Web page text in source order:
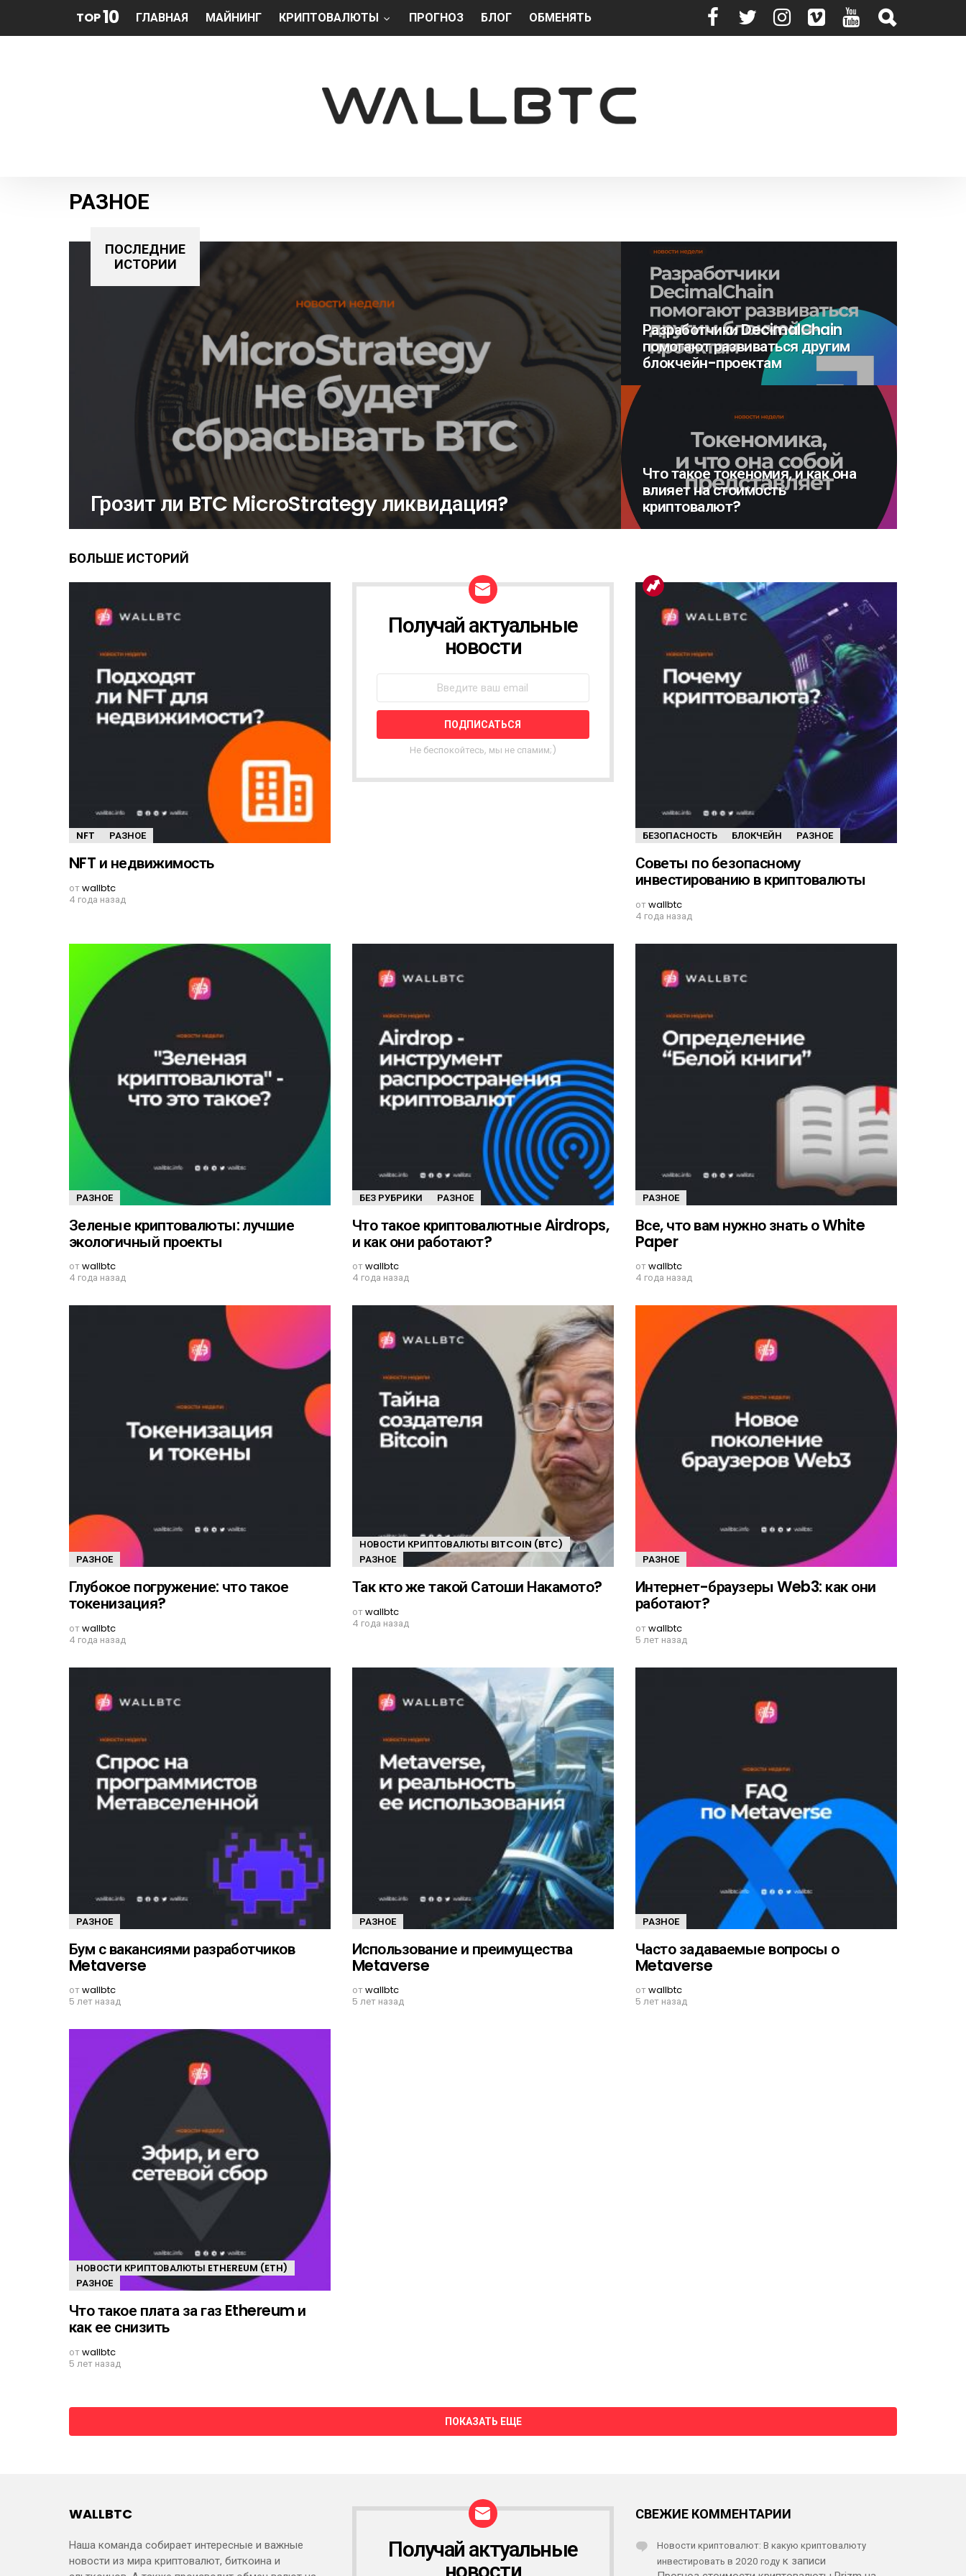
TOP10 ГЛАВНАЯ МАЙНИНГ КРИПТОВАЛЮТЫ ПРОГНОЗ БЛОГ ОБМЕНЯТЬ
РАЗНОЕ
ПОСЛЕДНИЕ
ИСТОРИИ
Грозит ли BTC MicroStrategy ликвидация?
Разработчики DecimalChain
помогают развиваться другим
блокчейн-проектам
Что такое токеномия, и как она
влияет на стоимость
криптовалют?
БОЛЬШЕ ИСТОРИЙ
NFT РАЗНОЕ
NFT и недвижимость
отwallbtc
4 года назад
Т
Н
Я
С
Получай актуальные
новости
Не беспокойтесь, мы не спамим;)
БЕЗОПАСНОСТЬ БЛОКЧЕЙН РАЗНОЕ
Советы по безопасному
инвестированию в криптовалюты
отwallbtc
4 года назад
РАЗНОЕ
Зеленые криптовалюты: лучшие
экологичный проекты
отwallbtc
4 года назад
БЕЗ РУБРИКИ РАЗНОЕ
Что такое криптовалютные Airdrops,
и как они работают?
отwallbtc
4 года назад
РАЗНОЕ
Все, что вам нужно знать о White
Paper
отwallbtc
4 года назад
РАЗНОЕ
Глубокое погружение: что такое
токенизация?
отwallbtc
4 года назад
НОВОСТИ КРИПТОВАЛЮТЫ BITCOIN (BTC)
РАЗНОЕ
Так кто же такой Сатоши Накамото?
отwallbtc
4 года назад
РАЗНОЕ
Интернет-браузеры Web3: как они
работают?
отwallbtc
5 лет назад
РАЗНОЕ
Бум с вакансиями разработчиков
Metaverse
отwallbtc
5 лет назад
РАЗНОЕ
Использование и преимущества
Metaverse
отwallbtc
5 лет назад
РАЗНОЕ
Часто задаваемые вопросы о
Metaverse
отwallbtc
5 лет назад
НОВОСТИ КРИПТОВАЛЮТЫ ETHEREUM (ETH)
РАЗНОЕ
Что такое плата за газ Ethereum и
как ее снизить
отwallbtc
5 лет назад
ПОКАЗАТЬ ЕЩЕ
WALLBTC
Наша команда собирает интересные и важные
новости из мира криптовалют, биткоина и
Получай актуальные
СВЕЖИЕ КОММЕНТАРИИ
Новости криптовалют: В какую криптовалюту
инвестировать в 2020 годук записи